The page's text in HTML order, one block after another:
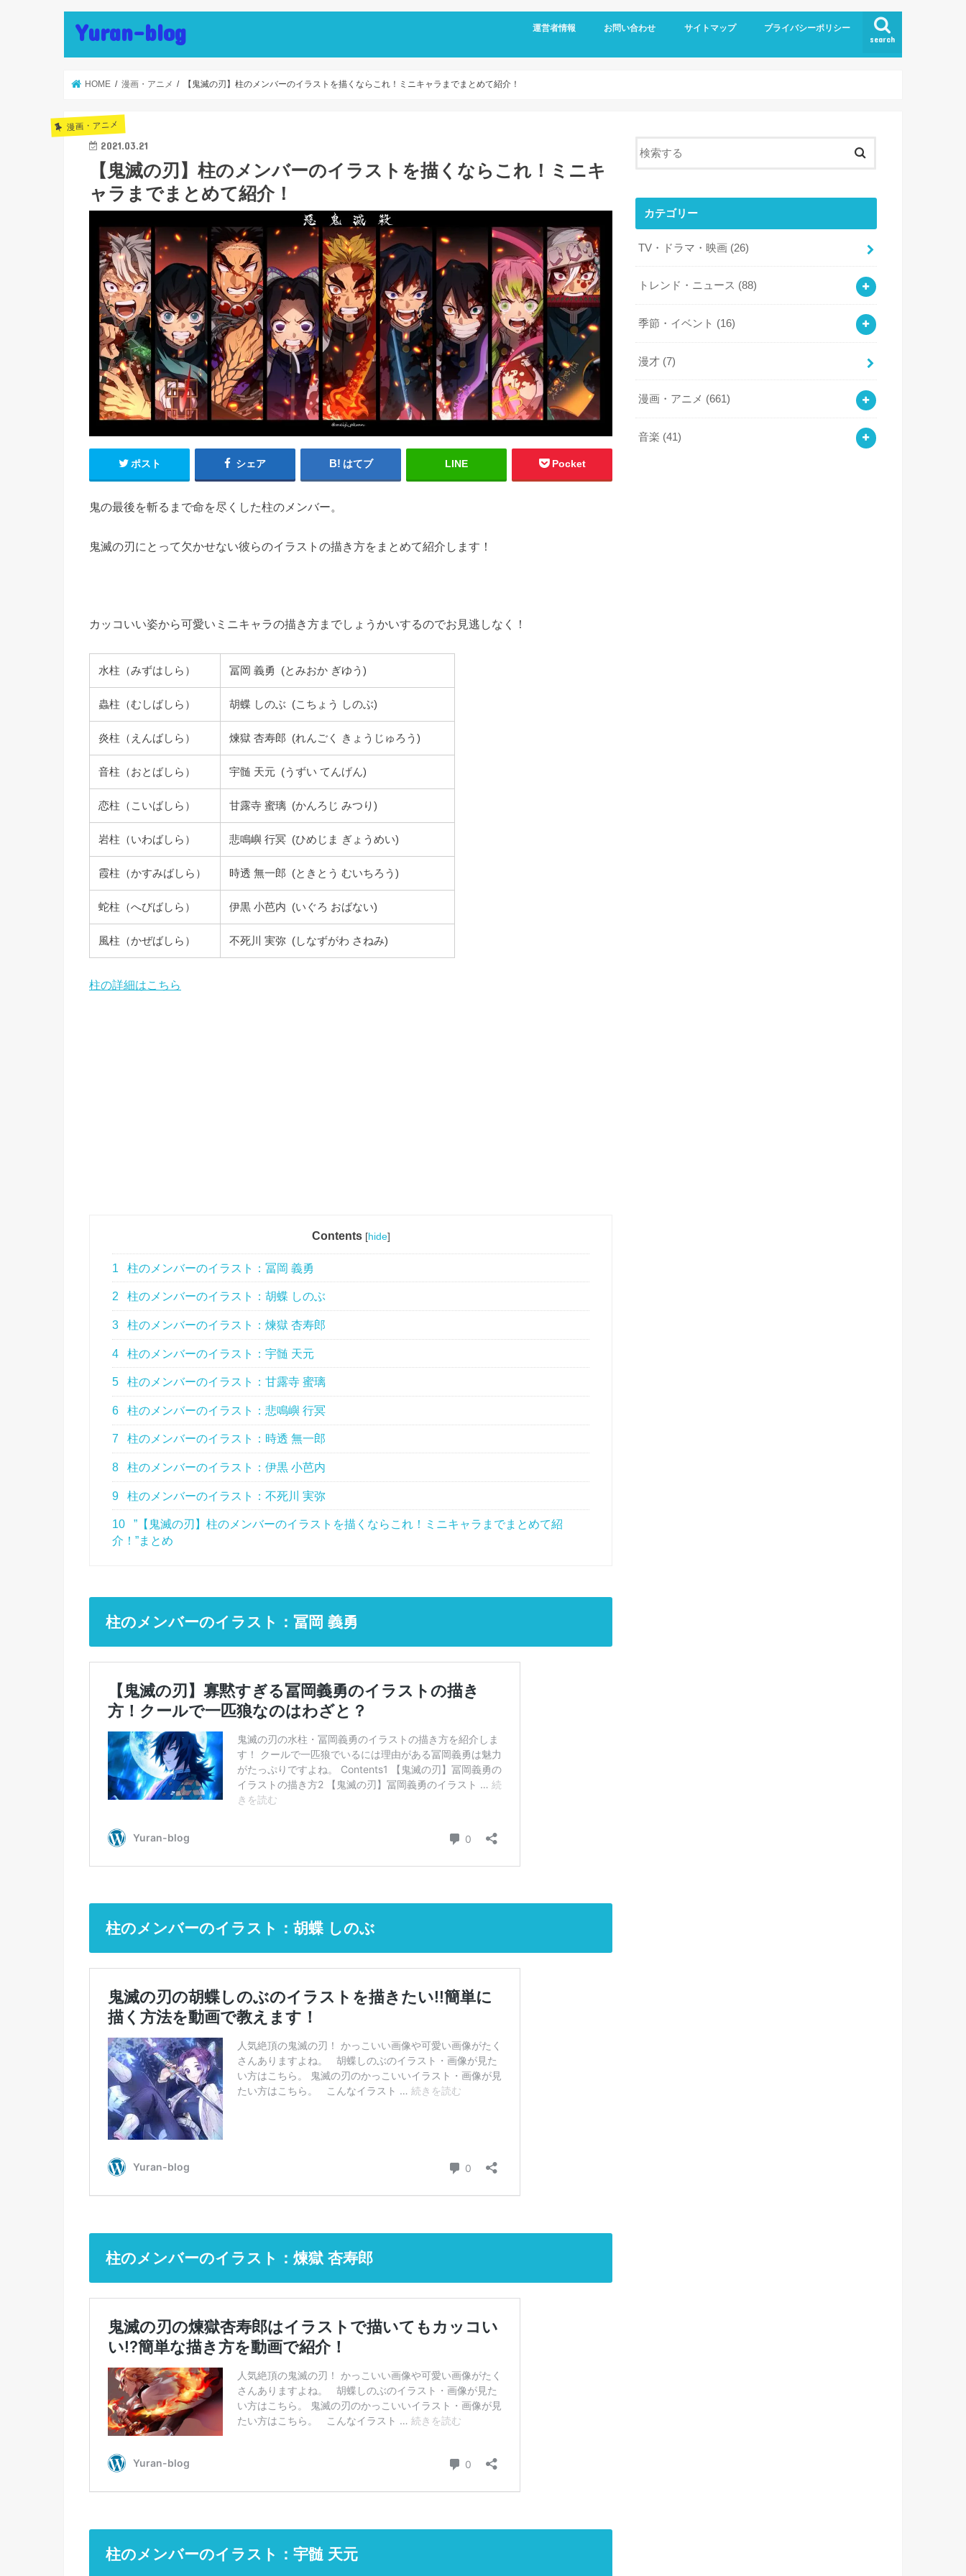
Yuran-blog search
運営者情報 お問い合わせ サイトマップ プライバシーポリシー
HOME 漫画・アニメ 【鬼滅の刃】柱のメンバーのイラストを描くならこれ！ミニキャラまでまとめて紹介！
漫画・アニメ
2021.03.21
【鬼滅の刃】柱のメンバーのイラストを描くならこれ！ミニキ
ャラまでまとめて紹介！
ポスト シェア はてブ LINE Pocket
鬼の最後を斬るまで命を尽くした柱のメンバー。
鬼滅の刃にとって欠かせない彼らのイラストの描き方をまとめて紹介します！
カッコいい姿から可愛いミニキャラの描き方までしょうかいするのでお見逃しなく！
水柱（みずはしら） 冨岡 義勇 (とみおか ぎゆう)
蟲柱（むしばしら） 胡蝶 しのぶ (こちょう しのぶ)
炎柱（えんばしら） 煉獄 杏寿郎 (れんごく きょうじゅろう)
音柱（おとばしら） 宇髄 天元 (うずい てんげん)
恋柱（こいばしら） 甘露寺 蜜璃 (かんろじ みつり)
岩柱（いわばしら） 悲鳴嶼 行冥 (ひめじま ぎょうめい)
霞柱（かすみばしら） 時透 無一郎 (ときとう むいちろう)
蛇柱（へびばしら） 伊黒 小芭内 (いぐろ おばない)
風柱（かぜばしら） 不死川 実弥 (しなずがわ さねみ)
柱の詳細はこちら
Contents [hide]
1 柱のメンバーのイラスト：冨岡 義勇
2 柱のメンバーのイラスト：胡蝶 しのぶ
3 柱のメンバーのイラスト：煉獄 杏寿郎
4 柱のメンバーのイラスト：宇髄 天元
5 柱のメンバーのイラスト：甘露寺 蜜璃
6 柱のメンバーのイラスト：悲鳴嶼 行冥
7 柱のメンバーのイラスト：時透 無一郎
8 柱のメンバーのイラスト：伊黒 小芭内
9 柱のメンバーのイラスト：不死川 実弥
10
”【鬼滅の刃】柱のメンバーのイラストを描くならこれ！ミニキャラまでまとめて紹
介！”まとめ
柱のメンバーのイラスト：冨岡 義勇
柱のメンバーのイラスト：胡蝶 しのぶ
柱のメンバーのイラスト：煉獄 杏寿郎
柱のメンバーのイラスト：宇髄 天元
カテゴリー
TV・ドラマ・映画 (26)
トレンド・ニュース (88)
季節・イベント (16)
漫才 (7)
漫画・アニメ (661)
音楽 (41)